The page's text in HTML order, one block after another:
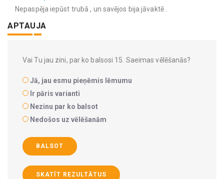
Nepaspēja iepūst trubā , un savējos bija jāvaktē .
APTAUJA
Vai Tu jau zini, par ko balsosi 15. Saeimas vēlēšanās?
Jā, jau esmu pieņēmis lēmumu
Ir pāris varianti
Nezinu par ko balsot
Nedošos uz vēlēšanām
BALSOT
SKATĪT REZULTĀTUS